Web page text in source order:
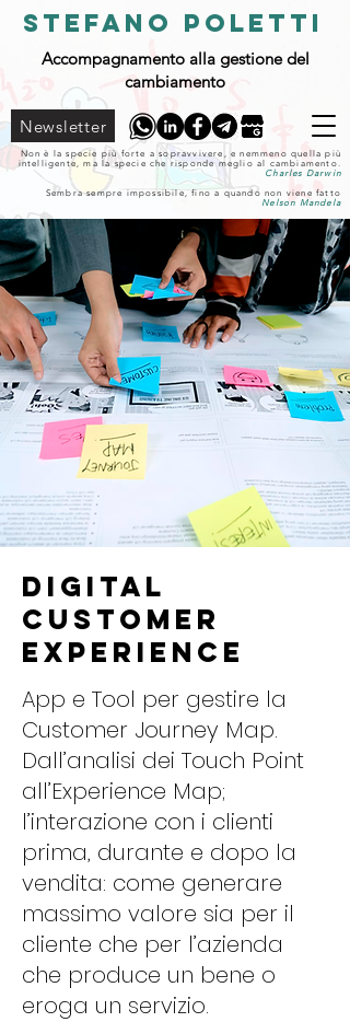
STEFANO POLETTI
Accompagnamento alla gestione del
cambiamento
Newsletter
Non è la specie più forte a sopravvivere, e nemmeno quella più
intelligente, ma la specie che risponde meglio al cambiamento.
Charles Darwin
Sembra sempre impossibile, fino a quando non viene fatto
Nelson Mandela
Digital
customer
experience
App e Tool per gestire la
Customer Journey Map.
Dall’analisi dei Touch Point
all’Experience Map;
l’interazione con i clienti
prima, durante e dopo la
vendita: come generare
massimo valore sia per il
cliente che per l’azienda
che produce un bene o
eroga un servizio.